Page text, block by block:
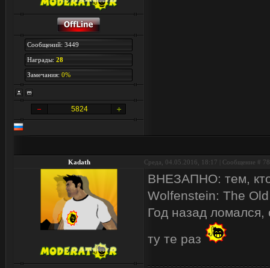
Сообщений: 3449
Награды: 28
Замечания: 0%
5824
Kadath Среда, 04.05.2016, 18:17 | Сообщение # 78
ВНЕЗАПНО: тем, кто
Wolfenstein: The
Год назад ломался,
ту те раз